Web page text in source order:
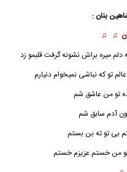
بنان :
♫ ♫
دلم میره براش نشونه گرفت قلبمو زد
تو که نباشی نمیخوام دنیارم
تو من عاشق شم
آدم سابق شم
بی تو ته بن بستم
من خستم عزیزم خستم